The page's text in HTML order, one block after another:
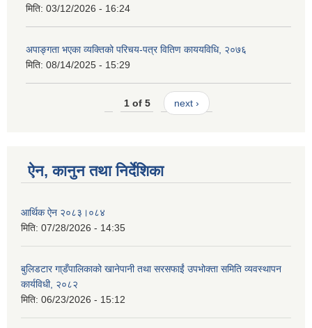
मिति: 03/12/2026 - 16:24
अपाङ्गता भएका व्यक्तिको परिचय-पत्र वितिण काययविधि, २०७६
मिति: 08/14/2025 - 15:29
1 of 5 next ›
ऐन, कानुन तथा निर्देशिका
आर्थिक ऐन २०८३।०८४
मिति: 07/28/2026 - 14:35
बुलिडटार गा्डँपालिकाको खानेपानी तथा सरसफाईं उपभोक्ता समिति व्यवस्थापन
कार्यविधी, २०८२
मिति: 06/23/2026 - 15:12